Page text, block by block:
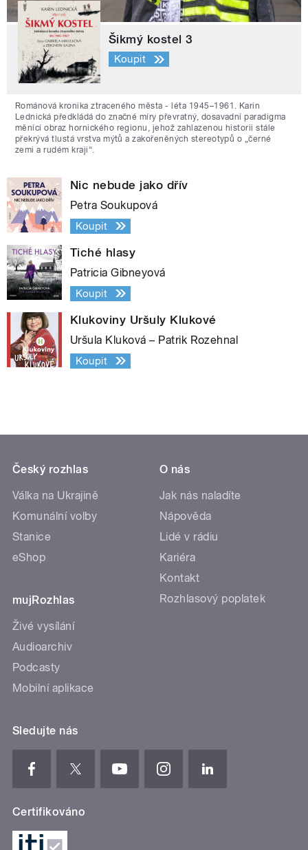
Šikmý kostel 3
Koupit
Románová kronika ztraceného města - léta 1945–1961. Karin
Lednická předkládá do značné míry převratný, dosavadní paradigma
měnící obraz hornického regionu, jehož zahlazenou historii stále
překrývá tlustá vrstva mýtů a zakořeněných stereotypů o „černé
zemi a rudém kraji“.
Nic nebude jako dřív
Petra Soukupová
Koupit
Tiché hlasy
Patricia Gibneyová
Koupit
Klukoviny Uršuly Klukové
Uršula Kluková – Patrik Rozehnal
Koupit
Český rozhlas
Válka na Ukrajině
Komunální volby
Stanice
eShop
mujRozhlas
Živé vysílání
Audioarchiv
Podcasty
Mobilní aplikace
O nás
Jak nás naladíte
Nápověda
Lidé v rádiu
Kariéra
Kontakt
Rozhlasový poplatek
Sledujte nás
Certifikováno